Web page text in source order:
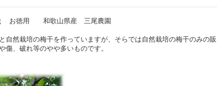
お徳用 和歌山県産 三尾農園
自然栽培の梅干を作っていますが、そらでは自然栽培の梅干のみの販
傷、破れ等のやや多いものです。